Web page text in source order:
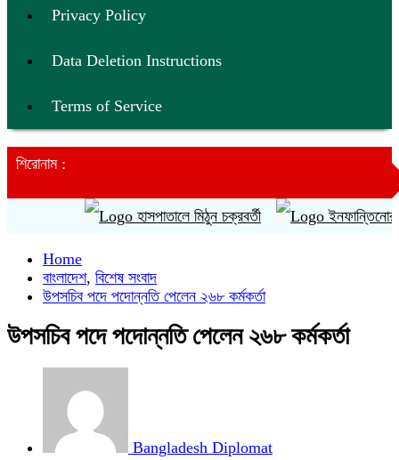
Privacy Policy
Data Deletion Instructions
Terms of Service
শিরোনাম :
হাসপাতালে মিঠুন চক্রবর্তী ইনফান্তিনোর
Home
বাংলাদেশ, বিশেষ সংবাদ
উপসচিব পদে পদোন্নতি পেলেন ২৬৮ কর্মকর্তা
উপসচিব পদে পদোন্নতি পেলেন ২৬৮ কর্মকর্তা
Bangladesh Diplomat